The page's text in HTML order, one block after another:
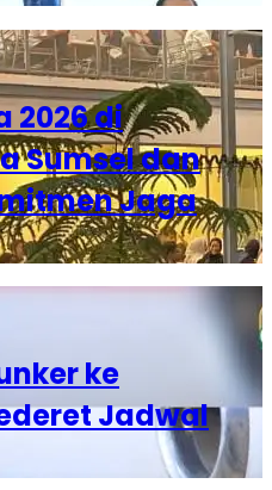
2026 di
Sumsel dan
Jaga
ke
Jadwal